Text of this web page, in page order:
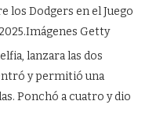
los Dodgers en el Juego
Imágenes Getty
lanzara las dos
y permitió una
Ponchó a cuatro y dio